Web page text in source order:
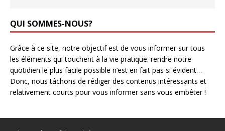
QUI SOMMES-NOUS?
Grâce à ce site, notre objectif est de vous informer sur tous
les éléments qui touchent à la vie pratique. rendre notre
quotidien le plus facile possible n’est en fait pas si évident…
Donc, nous tâchons de rédiger des contenus intéressants et
relativement courts pour vous informer sans vous embêter !